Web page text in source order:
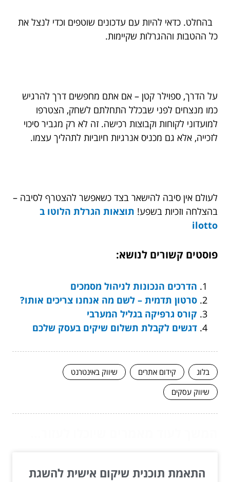
בהחלט. כדאי להיות עם עדכונים שוטפים וכדי לנצל את
כל ההטבות וההגרלות שקיימות.
על הדרך, ספוילר קטן – אם אתם מחפשים דרך להרגיש
כמו מנצחים לפני שבכלל התחלתם לשחק, הצטרפו
למועדוני לקוחות וקבוצות רכישה. זה לא רק מגביר סיכוי
לזכייה, אלא גם מכניס אנרגיות חיוביות לתהליך עצמו.
לעולם אין סיבה להישאר בצד כשאפשר להצטרף לסיבה –
בהצלחה וזכיות בשפע! תוצאות הגרלת הלוטו ב
ilotto
פוסטים קשורים לנושא:
הדרכים הנכונות לניהול מסמכים
סרטון תדמית – לשם מה אנחנו צריכים אותו?
קורס גרפיקה בגליל המערבי
דגשים לקבלת תשלום שיקים בעסק שלכם
בלוג קידום אתרים
שיווק באינטרנט
שיווק עסקים
התאמת תוכנית שיקום אישית להשגת